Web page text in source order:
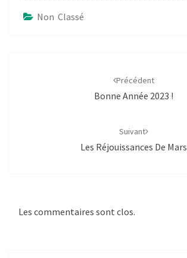
Non Classé
Précédent
Bonne Année 2023 !
Suivant
Les Réjouissances De Mars
Les commentaires sont clos.